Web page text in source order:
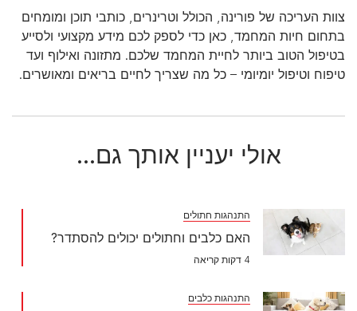
צוות העריכה של פורינה, הכולל וטרינרים, כותבי תוכן ומומחים
בתחום חיות המחמד, כאן כדי לספק לכם מידע מקצועי ולסייע
בטיפול הטוב ביותר לחיית המחמד שלכם. מתזונה ואילוף ועד
טיפוח וטיפול יומיומי – כל מה שצריך לחיים בריאים ומאושרים.
אולי יעניין אותך גם...
התנהגות חתולים
האם כלבים וחתולים יכולים להסתדר?
4 דקות קריאה
התנהגות כלבים